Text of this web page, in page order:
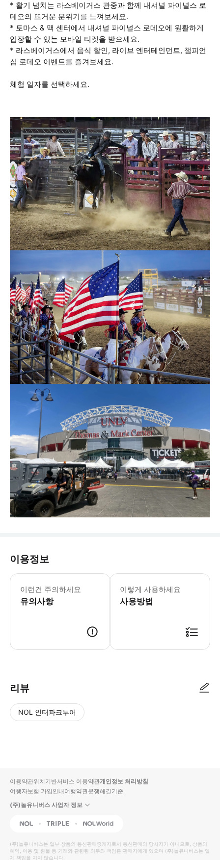
* 활기 넘치는 라스베이거스 관중과 함께 내셔널 파이널스 로
데오의 뜨거운 분위기를 느껴보세요.
* 토마스 & 맥 센터에서 내셔널 파이널스 로데오에 원활하게
입장할 수 있는 모바일 티켓을 받으세요.
* 라스베이거스에서 음식 할인, 라이브 엔터테인먼트, 챔피언
십 로데오 이벤트를 즐겨보세요.
체험 일자를 선택하세요.
이용정보
이런건 주의하세요
유의사항
이렇게 사용하세요
사용방법
리뷰
NOL 인터파크투어
입니
다.
높
은
동
영
순
상
이용약관위치기반서비스 이용약관개인정보 처리방침
여행자보험 가입안내여행약관분쟁해결기준
(주)놀유니버스 사업자 정보
NOL Triple Interpark Global
(주)놀유니버스는 일부 상품의 통신판매중개자로서 통신판매의 당사자가 아니므로, 상품의
예약, 이용 및 환불 등 거래와 관련된 의무와 책임은 판매자에게 있으며 (주)놀유니버스는 일
체 책임을 지지 않습니다.